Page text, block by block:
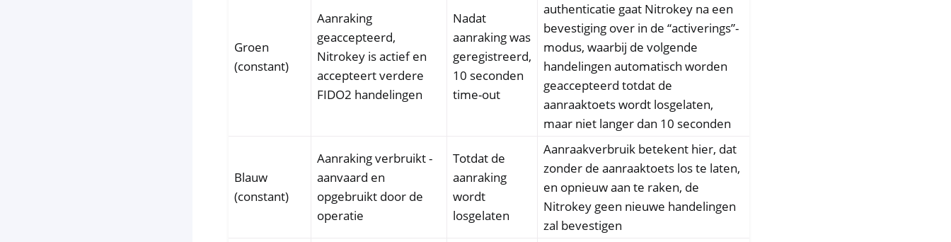
Groen
(constant)
Aanraking
geaccepteerd,
Nitrokey is actief en
accepteert verdere
FIDO2 handelingen
Nadat
aanraking was
geregistreerd,
10 seconden
time-out
authenticatie gaat Nitrokey na een
bevestiging over in de “activerings”-
modus, waarbij de volgende
handelingen automatisch worden
geaccepteerd totdat de
aanraaktoets wordt losgelaten,
maar niet langer dan 10 seconden
Blauw
(constant)
Aanraking verbruikt -
aanvaard en
opgebruikt door de
operatie
Totdat de
aanraking
wordt
losgelaten
Aanraakverbruik betekent hier, dat
zonder de aanraaktoets los te laten,
en opnieuw aan te raken, de
Nitrokey geen nieuwe handelingen
zal bevestigen